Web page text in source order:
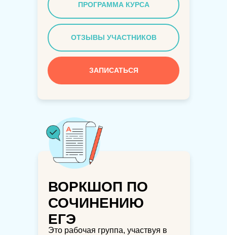
ПРОГРАММА КУРСА
ОТЗЫВЫ УЧАСТНИКОВ
ЗАПИСАТЬСЯ
ВОРКШОП ПО
СОЧИНЕНИЮ
ЕГЭ
Это рабочая группа, участвуя в